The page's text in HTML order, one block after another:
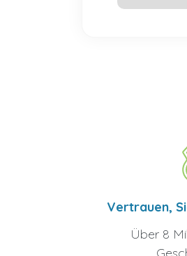
Vertrauen,
Über 8